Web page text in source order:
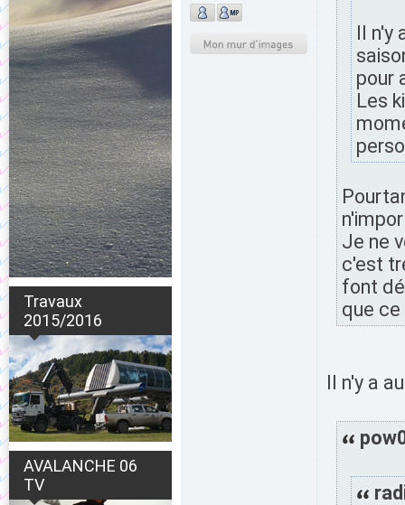
Travaux
2015/2016
AVALANCHE 06
TV
Il n'y
pour
Les
Je ne
c'est
font
que
Il n'y a